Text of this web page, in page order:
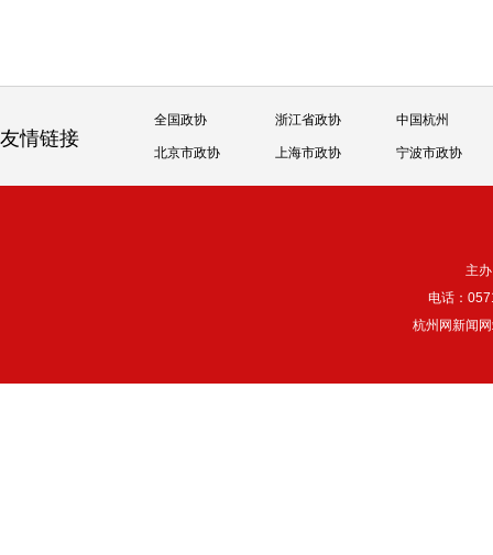
友情链接
全国政协 浙江省政协 中国杭州
北京市政协 上海市政协 宁波市政协
主
电话：
杭州网新闻